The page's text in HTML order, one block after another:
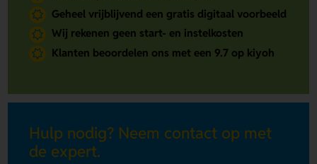
Geheel vrijblijvend een gratis digitaal voorbeeld
Wij rekenen geen start- en instelkosten
Klanten beoordelen ons met een 9.7 op kiyoh
Hulp nodig? Neem contact op met
de expert.